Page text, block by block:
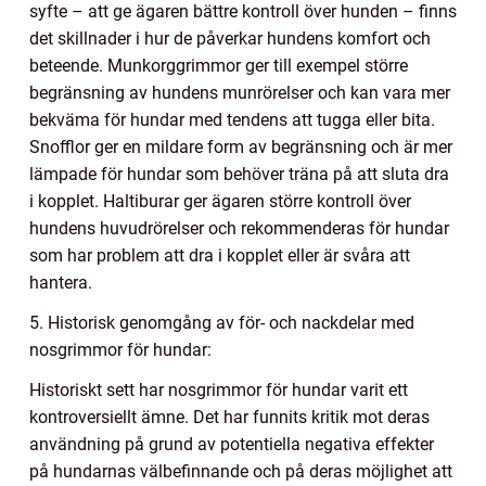
syfte – att ge ägaren bättre kontroll över hunden – finns
det skillnader i hur de påverkar hundens komfort och
beteende. Munkorggrimmor ger till exempel större
begränsning av hundens munrörelser och kan vara mer
bekväma för hundar med tendens att tugga eller bita.
Snofflor ger en mildare form av begränsning och är mer
lämpade för hundar som behöver träna på att sluta dra
i kopplet. Haltiburar ger ägaren större kontroll över
hundens huvudrörelser och rekommenderas för hundar
som har problem att dra i kopplet eller är svåra att
hantera.
5. Historisk genomgång av för- och nackdelar med
nosgrimmor för hundar:
Historiskt sett har nosgrimmor för hundar varit ett
kontroversiellt ämne. Det har funnits kritik mot deras
användning på grund av potentiella negativa effekter
på hundarnas välbefinnande och på deras möjlighet att